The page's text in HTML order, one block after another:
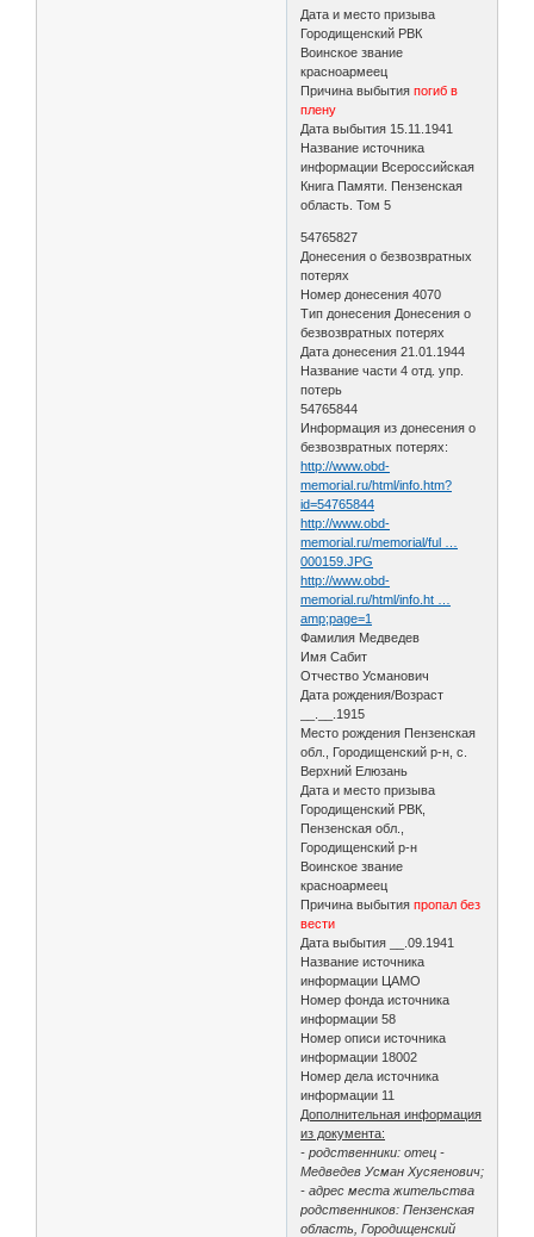
Дата и место призыва
Городищенский РВК
Воинское звание
красноармеец
Причина выбытияпогиб в
плену
Дата выбытия 15.11.1941
Название источника
информации Всероссийская
Книга Памяти. Пензенская
область. Том 5
54765827
Донесения о безвозвратных
потерях
Номер донесения 4070
Тип донесения Донесения о
безвозвратных потерях
Дата донесения 21.01.1944
Название части 4 отд. упр.
потерь
54765844
Информация из донесения о
безвозвратных потерях:
http://www.obd-
memorial.ru/html/info.htm?
id=54765844
http://www.obd-
memorial.ru/memorial/ful …
000159.JPG
http://www.obd-
memorial.ru/html/info.ht …
amp;page=1
Фамилия Медведев
Имя Сабит
Отчество Усманович
Дата рождения/Возраст
__.__.1915
Место рождения Пензенская
обл., Городищенский р-н, с.
Верхний Елюзань
Дата и место призыва
Городищенский РВК,
Пензенская обл.,
Городищенский р-н
Воинское звание
красноармеец
Причина выбытияпропал без
вести
Дата выбытия __.09.1941
Название источника
информации ЦАМО
Номер фонда источника
информации 58
Номер описи источника
информации 18002
Номер дела источника
информации 11
Дополнительная информация
из документа:
- родственники: отец -
Медведев Усман Хусяенович;
- адрес места жительства
родственников: Пензенская
область, Городищенский